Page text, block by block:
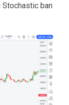
Stochastic ban